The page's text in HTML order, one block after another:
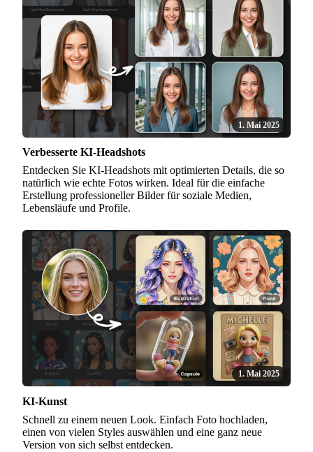
1. Mai 2025
Verbesserte KI-Headshots
Entdecken Sie KI-Headshots mit optimierten Details, die so
natürlich wie echte Fotos wirken. Ideal für die einfache
Erstellung professioneller Bilder für soziale Medien,
Lebensläufe und Profile.
1. Mai 2025
KI-Kunst
Schnell zu einem neuen Look. Einfach Foto hochladen,
einen von vielen Styles auswählen und eine ganz neue
Version von sich selbst entdecken.